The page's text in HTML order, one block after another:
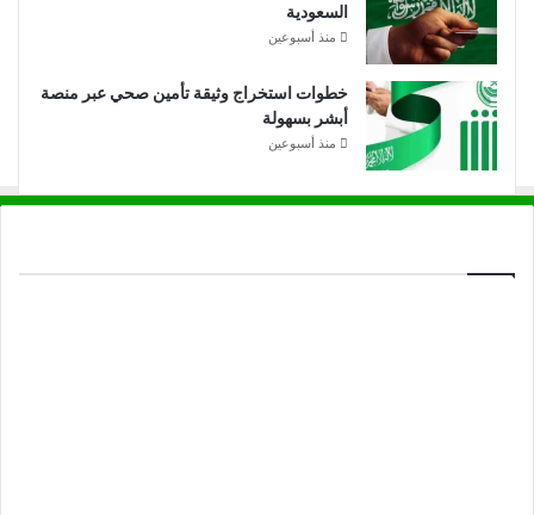
السعودية
منذ أسبوعين
خطوات استخراج وثيقة تأمين صحي عبر منصة
أبشر بسهولة
منذ أسبوعين